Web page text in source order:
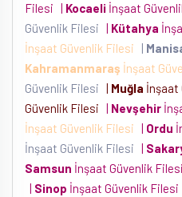
Filesi | Kocaeli İnşaat
Güvenlik Filesi | Kütahya
İnşaat Güvenlik Filesi
|
Kahramanmaraş İnşaat
Güvenlik Filesi | Muğla İnşaat
Güvenlik Filesi | Nevşehir
İnşaat Güvenlik Filesi | Ordu
İnşaat Güvenlik Filesi |
Samsun İnşaat Güvenlik Filesi
| Sinop İnşaat Güvenlik Filesi